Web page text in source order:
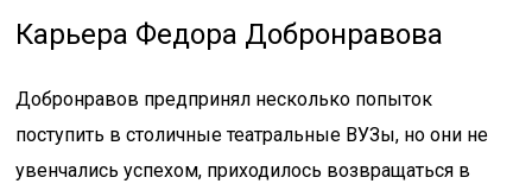
Карьера Федора Добронравова
Добронравов предпринял несколько попыток
поступить в столичные театральные ВУЗы, но они не
увенчались успехом, приходилось возвращаться в